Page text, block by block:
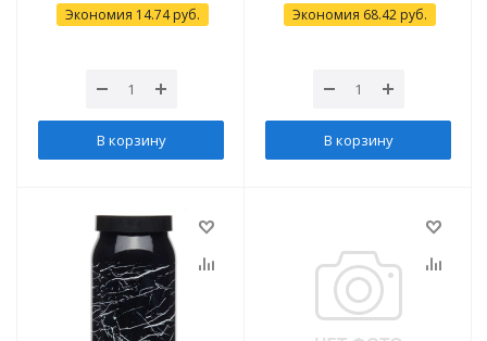
Экономия 14.74руб.
В корзину
Экономия 68.42 руб.
В корзину